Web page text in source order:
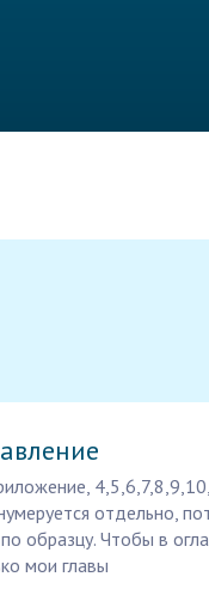
отдельно,
образцу. Чтобы в
мои главы